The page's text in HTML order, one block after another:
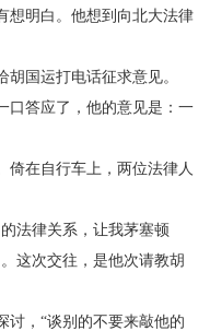
想明白。他想到向北大法律
国运打电话征求意见。
答应了，他的意见是：一
在自行车上，两位法律人
法律关系，让我茅塞顿
这次交往，是他次请教胡
，“谈别的不要来敲他的